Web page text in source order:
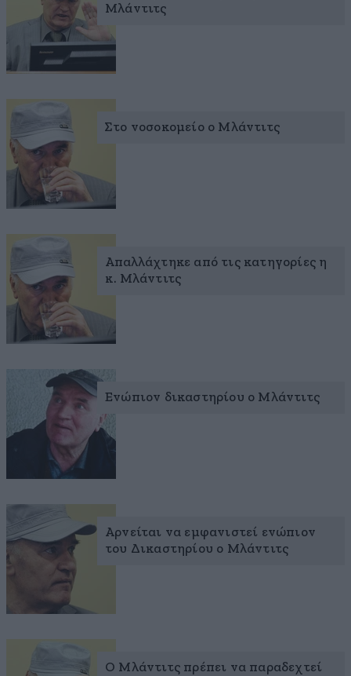
Μλάντιτς
Στο νοσοκομείο ο Μλάντιτς
Απαλλάχτηκε από τις κατηγορίες η
κ. Μλάντιτς
Ενώπιον δικαστηρίου ο Μλάντιτς
Αρνείται να εμφανιστεί ενώπιον
του Δικαστηρίου ο Μλάντιτς
Ο Μλάντιτς πρέπει να παραδεχτεί